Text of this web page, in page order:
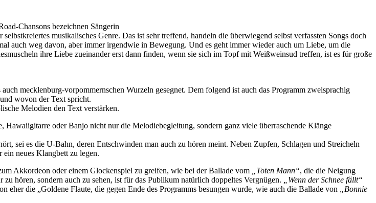
Chansons bezeichnen Sängerin
selbstkreiertes musikalisches Genre. Das ist sehr treffend, handeln die überwiegend selbst verfassten Songs doch
auch weg davon, aber immer irgendwie in Bewegung. Und es geht immer wieder auch um Liebe, um die
ihre Liebe zueinander erst dann finden, wenn sie sich im Topf mit Weißweinsud treffen, ist es für große
mecklenburg-vorpommernschen Wurzeln gesegnet. Dem folgend ist auch das Programm zweisprachig
wovon der Text spricht.
Melodien den Text verstärken.
Hawaiigitarre oder Banjo nicht nur die Melodiebegleitung, sondern ganz viele überraschende Klänge
sei es die U-Bahn, deren Entschwinden man auch zu hören meint. Neben Zupfen, Schlagen und Streicheln
neues Klangbett zu legen.
Akkordeon oder einem Glockenspiel zu greifen, wie bei der Ballade vom „Toten Mann“, die die Neigung
hören, sondern auch zu sehen, ist für das Publikum natürlich doppeltes Vergnügen.
„Wenn der Schnee fällt“
eher die „Goldene Flaute, die gegen Ende des Programms besungen wurde, wie auch die Ballade von
„Bonnie